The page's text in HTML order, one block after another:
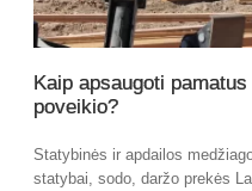
Kaip apsaugoti
poveikio?
Statybinės ir apdailos
statybai, sodo, daržo prekės